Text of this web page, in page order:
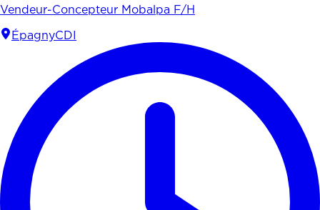
Vendeur-Concepteur Mobalpa F/H
ÉpagnyCDI